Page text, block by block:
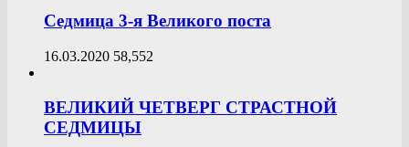
Седмица 3-я Великого поста
16.03.2020 58,552
ВЕЛИКИЙ ЧЕТВЕРГ СТРАСТНОЙ
СЕДМИЦЫ